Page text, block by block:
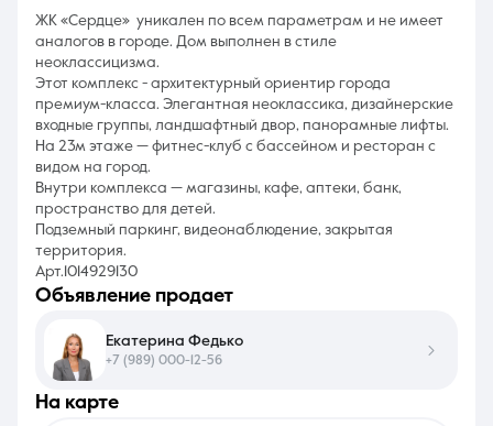
ЖК «Сердце» уникален по всем параметрам и не имеет
аналогов в городе. Дом выполнен в стиле
неоклассицизма.
Этот комплекс - архитектурный ориентир города
премиум-класса. Элегантная неоклассика, дизайнерские
входные группы, ландшафтный двор, панорамные лифты.
На 23м этаже — фитнес-клуб с бассейном и ресторан с
видом на город.
Внутри комплекса — магазины, кафе, аптеки, банк,
пространство для детей.
Подземный паркинг, видеонаблюдение, закрытая
территория.
Арт.1014929130
на карте
объявление продает
Екатерина Федько
+7 (989) 000-12-56